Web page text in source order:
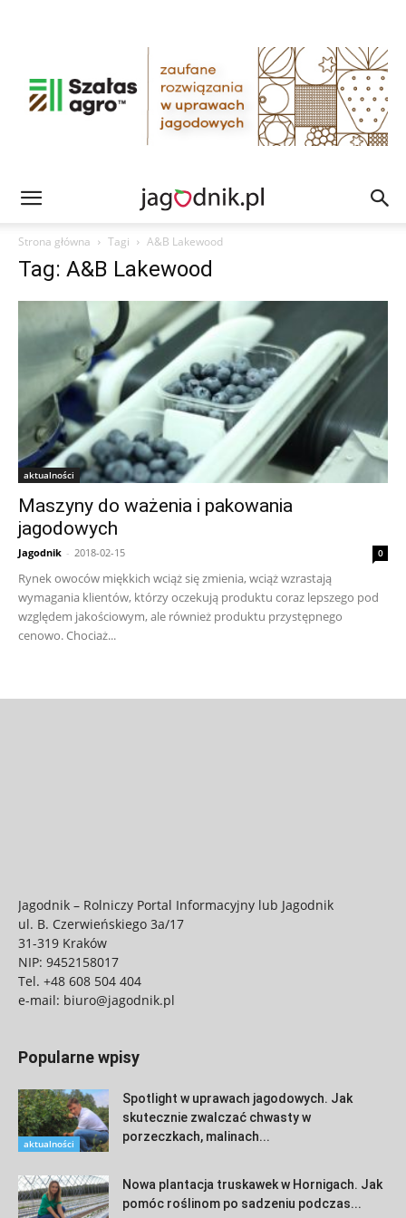
Strona główna Tagi A&B Lakewood
Tag: A&B Lakewood
aktualności
Maszyny do ważenia i pakowania
jagodowych
Jagodnik - 2018-02-15 0
Rynek owoców miękkich wciąż się zmienia, wciąż wzrastają
wymagania klientów, którzy oczekują produktu coraz lepszego pod
względem jakościowym, ale również produktu przystępnego
cenowo. Chociaż...
Jagodnik – Rolniczy Portal Informacyjny lub Jagodnik
ul. B. Czerwieńskiego 3a/17
31-319 Kraków
NIP: 9452158017
Tel. +48 608 504 404
e-mail: biuro@jagodnik.pl
Popularne wpisy
aktualności
Spotlight w uprawach jagodowych. Jak
skutecznie zwalczać chwasty w
porzeczkach, malinach...
Nowa plantacja truskawek w Hornigach. Jak
pomóc roślinom po sadzeniu podczas...